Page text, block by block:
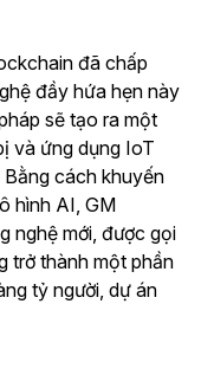
đã chấp
đầy hứa hẹn này
sẽ tạo ra một
và ứng dụng IoT
cách khuyến
hình AI, GM
nghệ mới, được gọi
trở thành một phần
tỷ người, dự án